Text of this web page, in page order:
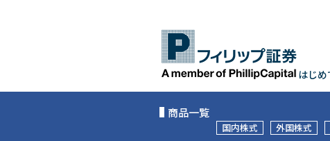
はじ
商品一覧
国内株式 外国株式